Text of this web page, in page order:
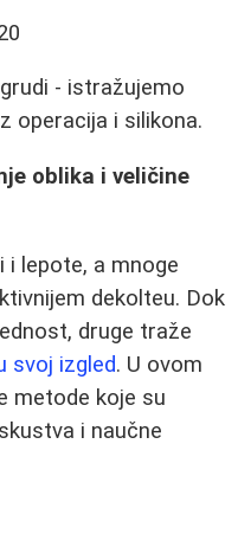
- istražujemo
operacija i silikona.
oblika i veličine
i lepote, a mnoge
dekolteu. Dok
druge traže
svoj izgled. U ovom
metode koje su
i naučne